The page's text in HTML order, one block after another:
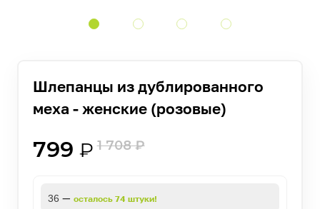
Шлепанцы из дублированного
меха - женские (розовые)
799 ₽ 1 708₽
36 — осталось 74 штуки!